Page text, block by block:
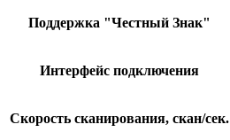
Поддержка "Честный Знак"
Интерфейс подключения
Скорость сканирования, скан/сек.